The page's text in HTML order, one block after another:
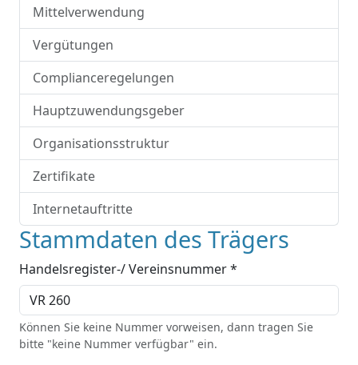
Mittelverwendung
Vergütungen
Complianceregelungen
Hauptzuwendungsgeber
Organisationsstruktur
Zertifikate
Internetauftritte
Stammdaten des Trägers
Handelsregister-/ Vereinsnummer *
Können Sie keine Nummer vorweisen, dann tragen Sie
bitte "keine Nummer verfügbar" ein.